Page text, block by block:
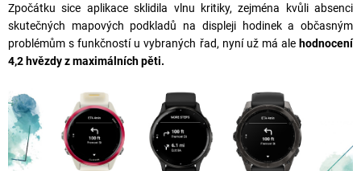
Zpočátku sice aplikace sklidila vlnu kritiky, zejména kvůli absenci
skutečných mapových podkladů na displeji hodinek a občasným
problémům s funkčností u vybraných řad, nyní už má ale hodnocení
4,2 hvězdy z maximálních pěti.